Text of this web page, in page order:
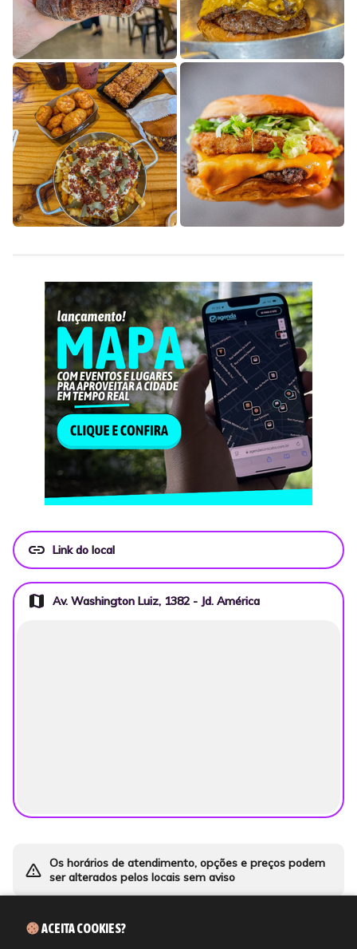
link Link do local
map Av. Washington Luiz, 1382 - Jd. América
warning_amber Os horários de atendimento, opções e preços podem
ser alterados pelos locais sem aviso
ACEITA COOKIES?